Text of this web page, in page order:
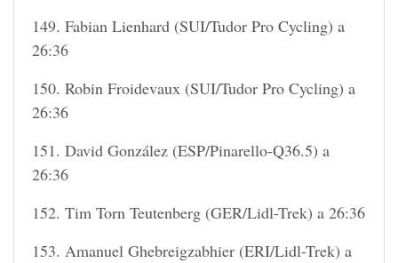
149. Fabian Lienhard (SUI/Tudor Pro Cycling) a
26:36
150. Robin Froidevaux (SUI/Tudor Pro Cycling) a
26:36
151. David González (ESP/Pinarello-Q36.5) a
26:36
152. Tim Torn Teutenberg (GER/Lidl-Trek) a 26:36
153. Amanuel Ghebreigzabhier (ERI/Lidl-Trek) a